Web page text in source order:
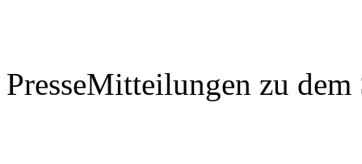
PresseMitteilungen zu